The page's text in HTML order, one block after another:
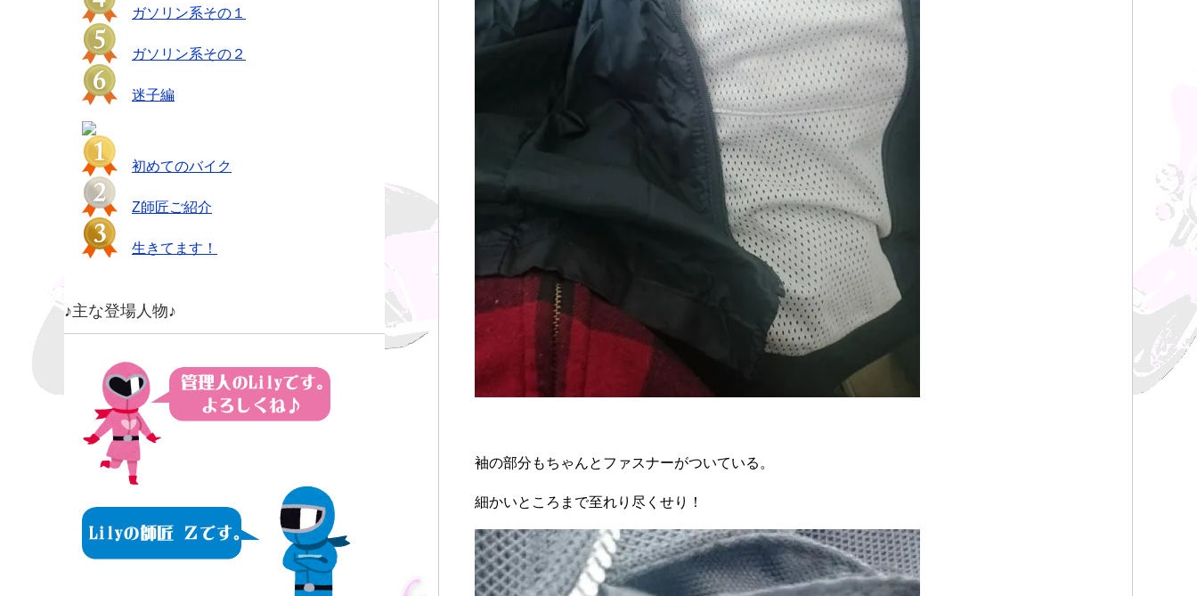
袖の部分もちゃんとファスナーがついている。
細かいところまで至れり尽くせり！
ガソリン系その１
ガソリン系その２
迷子編
初めてのバイク
Z師匠ご紹介
生きてます！
♪主な登場人物♪